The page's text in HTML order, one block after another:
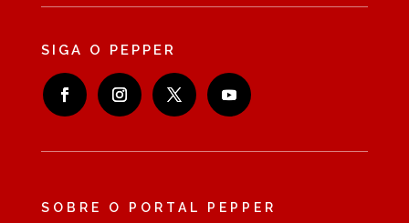
SIGA O PEPPER
SOBRE O PORTAL PEPPER